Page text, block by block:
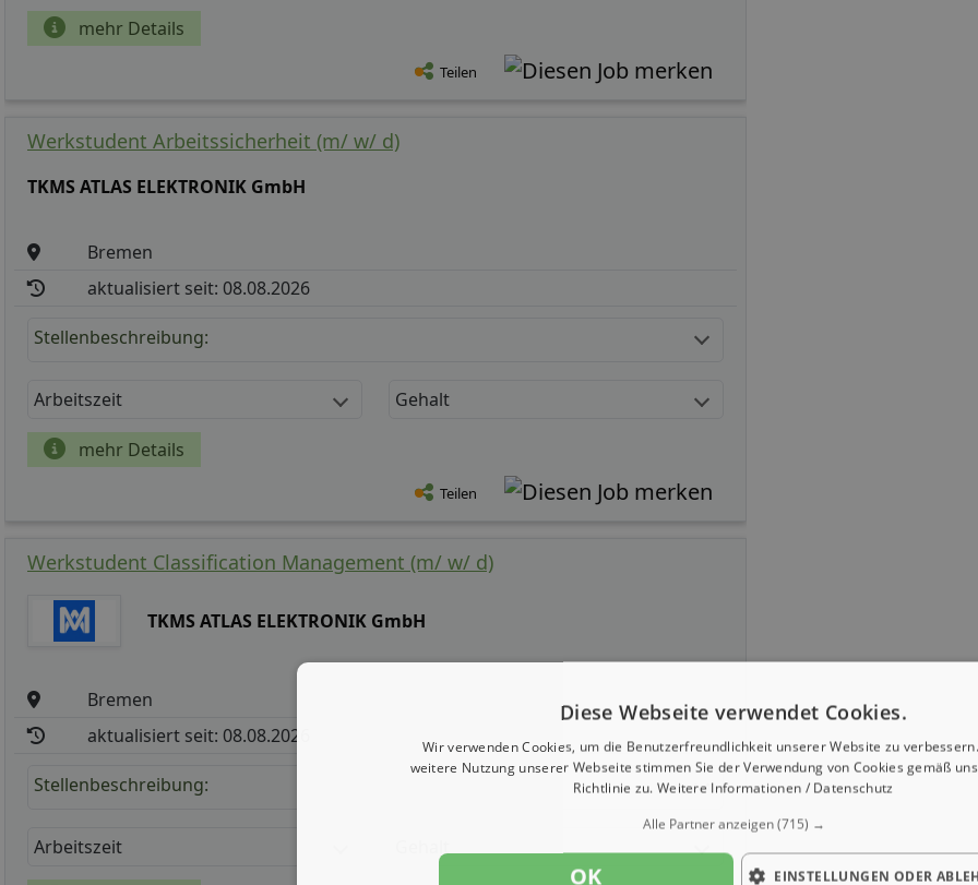
mehr Details
Teilen
Werkstudent Arbeitssicherheit (m/ w/ d)
TKMS ATLAS ELEKTRONIK GmbH
Bremen
aktualisiert seit: 08.08.2026
Stellenbeschreibung:
Arbeitszeit Gehalt
mehr Details
Teilen
Werkstudent Classification Management (m/ w/ d)
TKMS ATLAS ELEKTRONIK GmbH
Bremen
aktualisiert seit: 08.08.2026
Stellenbeschreibung:
Arbeitszeit
Diese Webseite verwendet Cookies.
Wir verwenden Cookies, um die Benutzerfreundlichkeit unserer Website zu
weitere Nutzung unserer Webseite stimmen Sie der Verwendung von Cookies gemäß
Richtlinie zu. Weitere Informationen / Datenschutz
Alle Partner anzeigen(715) →
OK EINSTELLUNGEN ODER